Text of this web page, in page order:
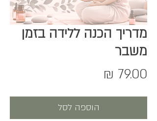
מדריך הכנה ללידה בזמן
משבר
הוספה לסל